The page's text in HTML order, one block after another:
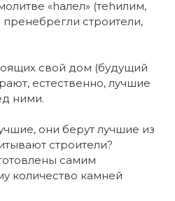
«hалел» (теhилим,
пренебрегли строители,
свой дом (будущий
естественно, лучшие
ними.
они берут лучшие из
строители?
самим
количество камней